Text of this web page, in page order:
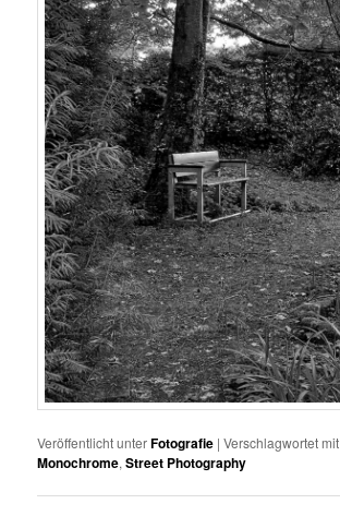
Veröffentlicht unterFotografie |Verschlagwortet mit
Monochrome,Street Photography